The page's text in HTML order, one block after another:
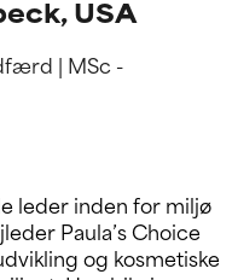
USA
| MSc -
leder inden for miljø
Paula’s Choice
og kosmetiske